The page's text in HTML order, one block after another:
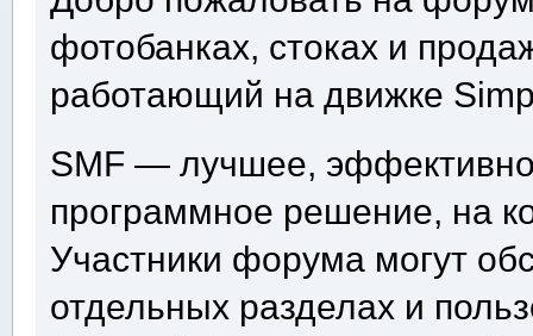
фотобанках, стоках и
работающий на движке
SMF — лучшее,
программное решение, на
Участники форума могут
отдельных разделах и